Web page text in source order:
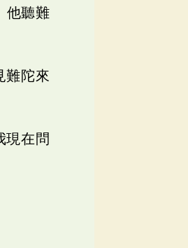
他聽難
難陀來
現在問